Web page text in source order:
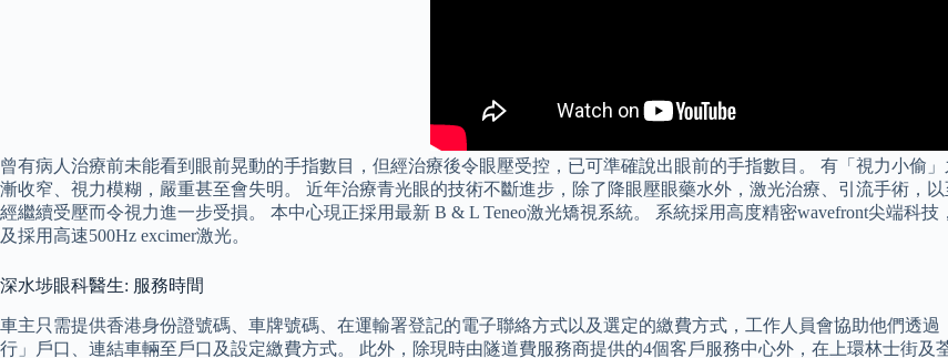
曾有病人治療前未能看到眼前晃動的手指數目，但經治療後令眼壓受控，已可準確說出眼前的手指數目。 有「視力小偷
漸收窄、視力模糊，嚴重甚至會失明。 近年治療青光眼的技術不斷進步，除了降眼壓眼藥水外，激光治療、引流手術，
經繼續受壓而令視力進一步受損。 本中心現正採用最新 B & L Teneo激光矯視系統。 系統採用高度精密wavefront尖端科
及採用高速500Hz excimer激光。
深水埗眼科醫生: 服務時間
車主只需提供香港身份證號碼、車牌號碼、在運輸署登記的電子聯絡方式以及選定的繳費方式，工作人員會協助他們透
行」戶口、連結車輛至戶口及設定繳費方式。 此外，除現時由隧道費服務商提供的4個客戶服務中心外，在上環林士街